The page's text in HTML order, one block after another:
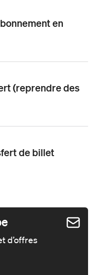
en
(reprendre des
de billet
d’offres